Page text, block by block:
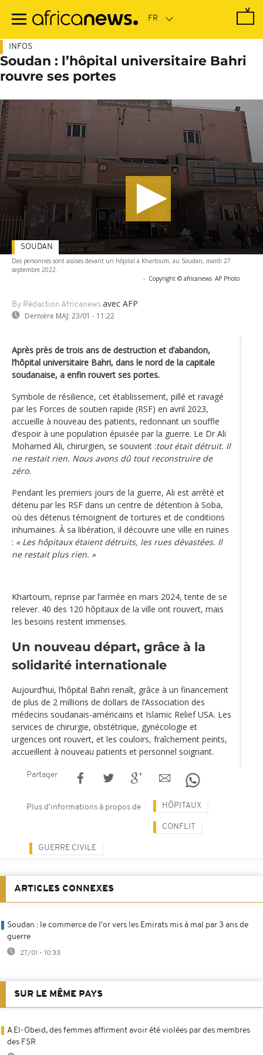
contenu
INFOS
Soudan : l’hôpital universitaire Bahri
rouvre ses portes
Des personnes sont assises devant un hôpital à Khartoum, au Soudan, mardi 27
septembre 2022.
- Copyright © africanews AP Photo
By Rédaction Africanews avec AFP
Dernière MAJ: 23/01 - 11:22
SOUDAN
Après près de trois ans de destruction et d’abandon,
l’hôpital universitaire Bahri, dans le nord de la capitale
soudanaise, a enfin rouvert ses portes.
Symbole de résilience, cet établissement, pillé et ravagé
par les Forces de soutien rapide (RSF) en avril 2023,
accueille à nouveau des patients, redonnant un souffle
d’espoir à une population épuisée par la guerre. Le Dr Ali
Mohamed Ali, chirurgien, se souvient :tout était détruit. Il
ne restait rien. Nous avons dû tout reconstruire de
zéro.
Pendant les premiers jours de la guerre, Ali est arrêté et
détenu par les RSF dans un centre de détention à Soba,
où des détenus témoignent de tortures et de conditions
inhumaines. À sa libération, il découvre une ville en ruines
: « Les hôpitaux étaient détruits, les rues dévastées. Il
ne restait plus rien. »
Khartoum, reprise par l’armée en mars 2024, tente de se
relever. 40 des 120 hôpitaux de la ville ont rouvert, mais
les besoins restent immenses.
Un nouveau départ, grâce à la
solidarité internationale
Aujourd’hui, l’hôpital Bahri renaît, grâce à un financement
de plus de 2 millions de dollars de l’Association des
médecins soudanais-américains et Islamic Relief USA. Les
services de chirurgie, obstétrique, gynécologie et
urgences ont rouvert, et les couloirs, fraîchement peints,
accueillent à nouveau patients et personnel soignant.
Partager
Plus d'informations à propos de HÔPITAUX
CONFLIT
GUERRE CIVILE
ARTICLES CONNEXES
Soudan : le commerce de l'or vers les Emirats mis à mal par 3 ans de
guerre
27/01 - 10:33
SUR LE MÊME PAYS
A El-Obeid, des femmes affirment avoir été violées par des membres
des FSR